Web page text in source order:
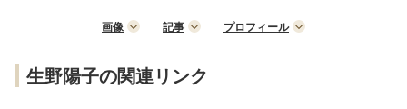
画像 記事 プロフィール
生野陽子の関連リンク